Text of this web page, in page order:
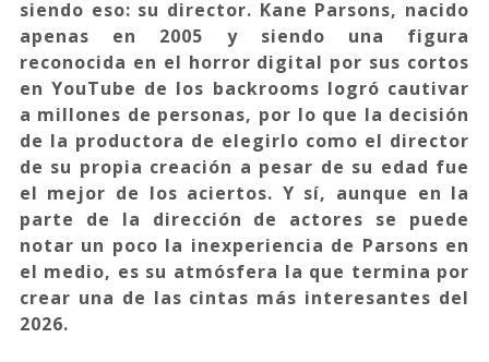
siendo eso: su director. Kane Parsons, nacido
apenas en 2005 y siendo una figura
reconocida en el horror digital por sus cortos
en YouTube de los backrooms logró cautivar
a millones de personas, por lo que la decisión
de la productora de elegirlo como el director
de su propia creación a pesar de su edad fue
el mejor de los aciertos. Y sí, aunque en la
parte de la dirección de actores se puede
notar un poco la inexperiencia de Parsons en
el medio, es su atmósfera la que termina por
crear una de las cintas más interesantes del
2026.